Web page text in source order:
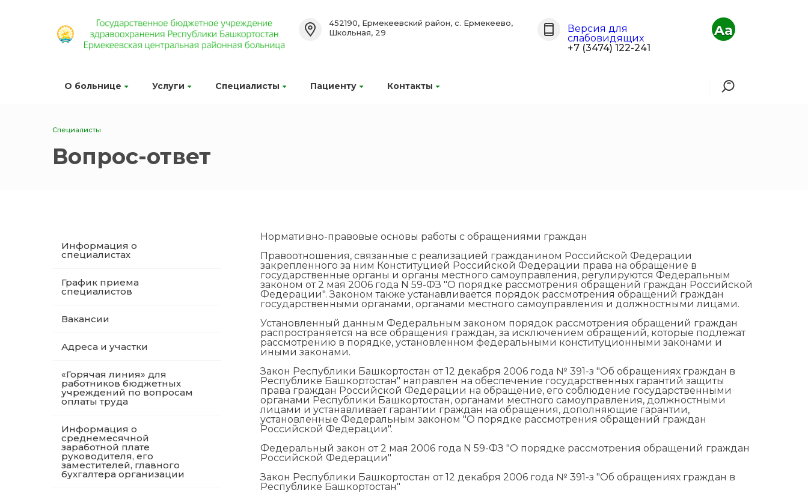
О больнице Услуги Специалисты Пациенту Контакты
452190, Ермекеевский район, с. Ермекеево,
Школьная, 29
Версия для
слабовидящих
+7 (3474) 122-241
Aa
Специалисты
Вопрос-ответ
Информация о
специалистах
График приема
специалистов
Вакансии
Адреса и участки
«Горячая линия» для
работников бюджетных
учреждений по вопросам
оплаты труда
Информация о
среднемесячной
заработной плате
руководителя, его
заместителей, главного
бухгалтера организации
Нормативно-правовые основы работы с обращениями граждан
Правоотношения, связанные с реализацией гражданином Российской Федерации
закрепленного за ним Конституцией Российской Федерации права на обращение в
государственные органы и органы местного самоуправления, регулируются Федеральным
законом от 2 мая 2006 года N 59-ФЗ "О порядке рассмотрения обращений граждан Российской
Федерации". Законом также устанавливается порядок рассмотрения обращений граждан
государственными органами, органами местного самоуправления и должностными лицами.
Установленный данным Федеральным законом порядок рассмотрения обращений граждан
распространяется на все обращения граждан, за исключением обращений, которые подлежат
рассмотрению в порядке, установленном федеральными конституционными законами и
иными законами.
Закон Республики Башкортостан от 12 декабря 2006 года № 391-з "Об обращениях граждан в
Республике Башкортостан" направлен на обеспечение государственных гарантий защиты
права граждан Российской Федерации на обращение, его соблюдение государственными
органами Республики Башкортостан, органами местного самоуправления, должностными
лицами и устанавливает гарантии граждан на обращения, дополняющие гарантии,
установленные Федеральным законом "О порядке рассмотрения обращений граждан
Российской Федерации".
Федеральный закон от 2 мая 2006 года N 59-ФЗ "О порядке рассмотрения обращений граждан
Российской Федерации"
Закон Республики Башкортостан от 12 декабря 2006 года № 391-з "Об обращениях граждан в
Республике Башкортостан"